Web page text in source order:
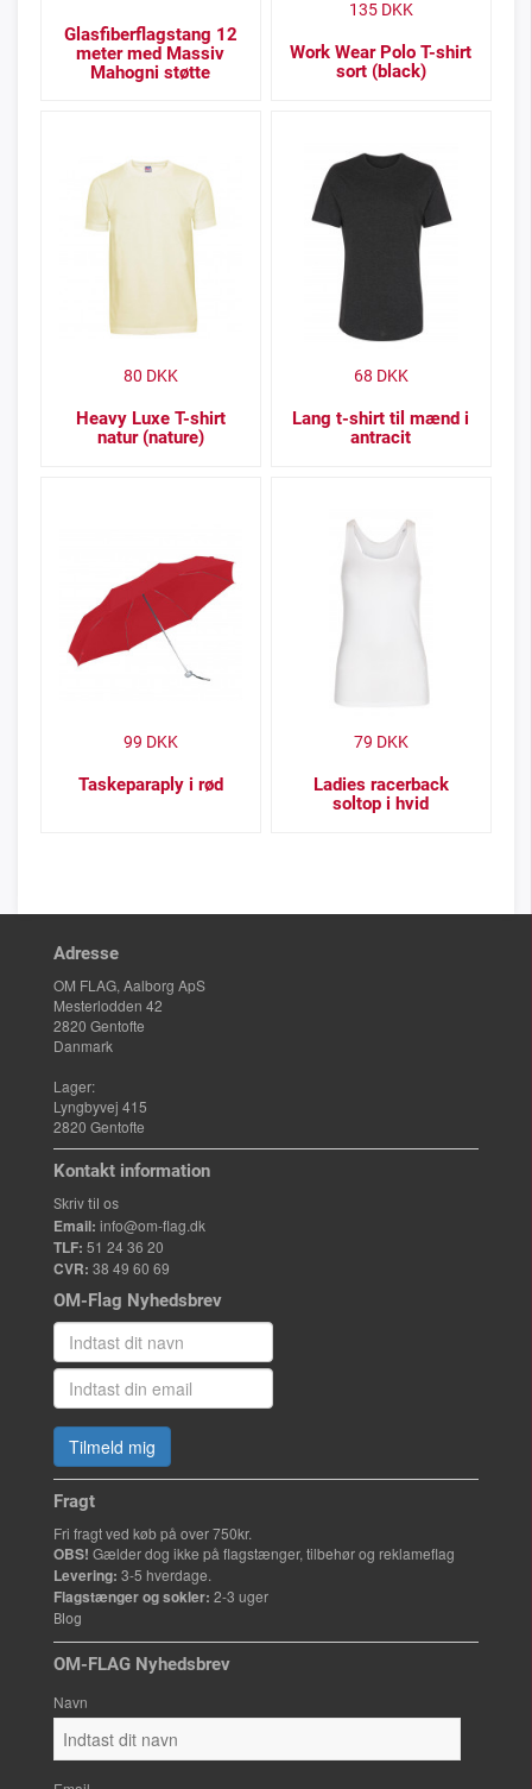
Glasfiberflagstang 12
meter med Massiv
Mahogni støtte
Work Wear Polo T-shirt
sort (black)
135DKK
Heavy Luxe T-shirt
natur (nature)
80 DKK
Lang t-shirt til mænd i
antracit
68 DKK
Taskeparaply i rød
99 DKK
Ladies racerback
soltop i hvid
79 DKK
Adresse
OM FLAG, Aalborg ApS
Mesterlodden 42
2820 Gentofte
Danmark
Lager:
Lyngbyvej 415
2820 Gentofte
Kontakt information
Skriv til os
Email: info@om-flag.dk
TLF: 51 24 36 20
CVR: 38 49 60 69
OM-Flag Nyhedsbrev
Tilmeld mig
Fragt
Fri fragt ved køb på over 750kr.
OBS! Gælder dog ikke på flagstænger, tilbehør og reklameflag
Levering: 3-5 hverdage.
Flagstænger og sokler: 2-3 uger
Blog
OM-FLAG Nyhedsbrev
Navn